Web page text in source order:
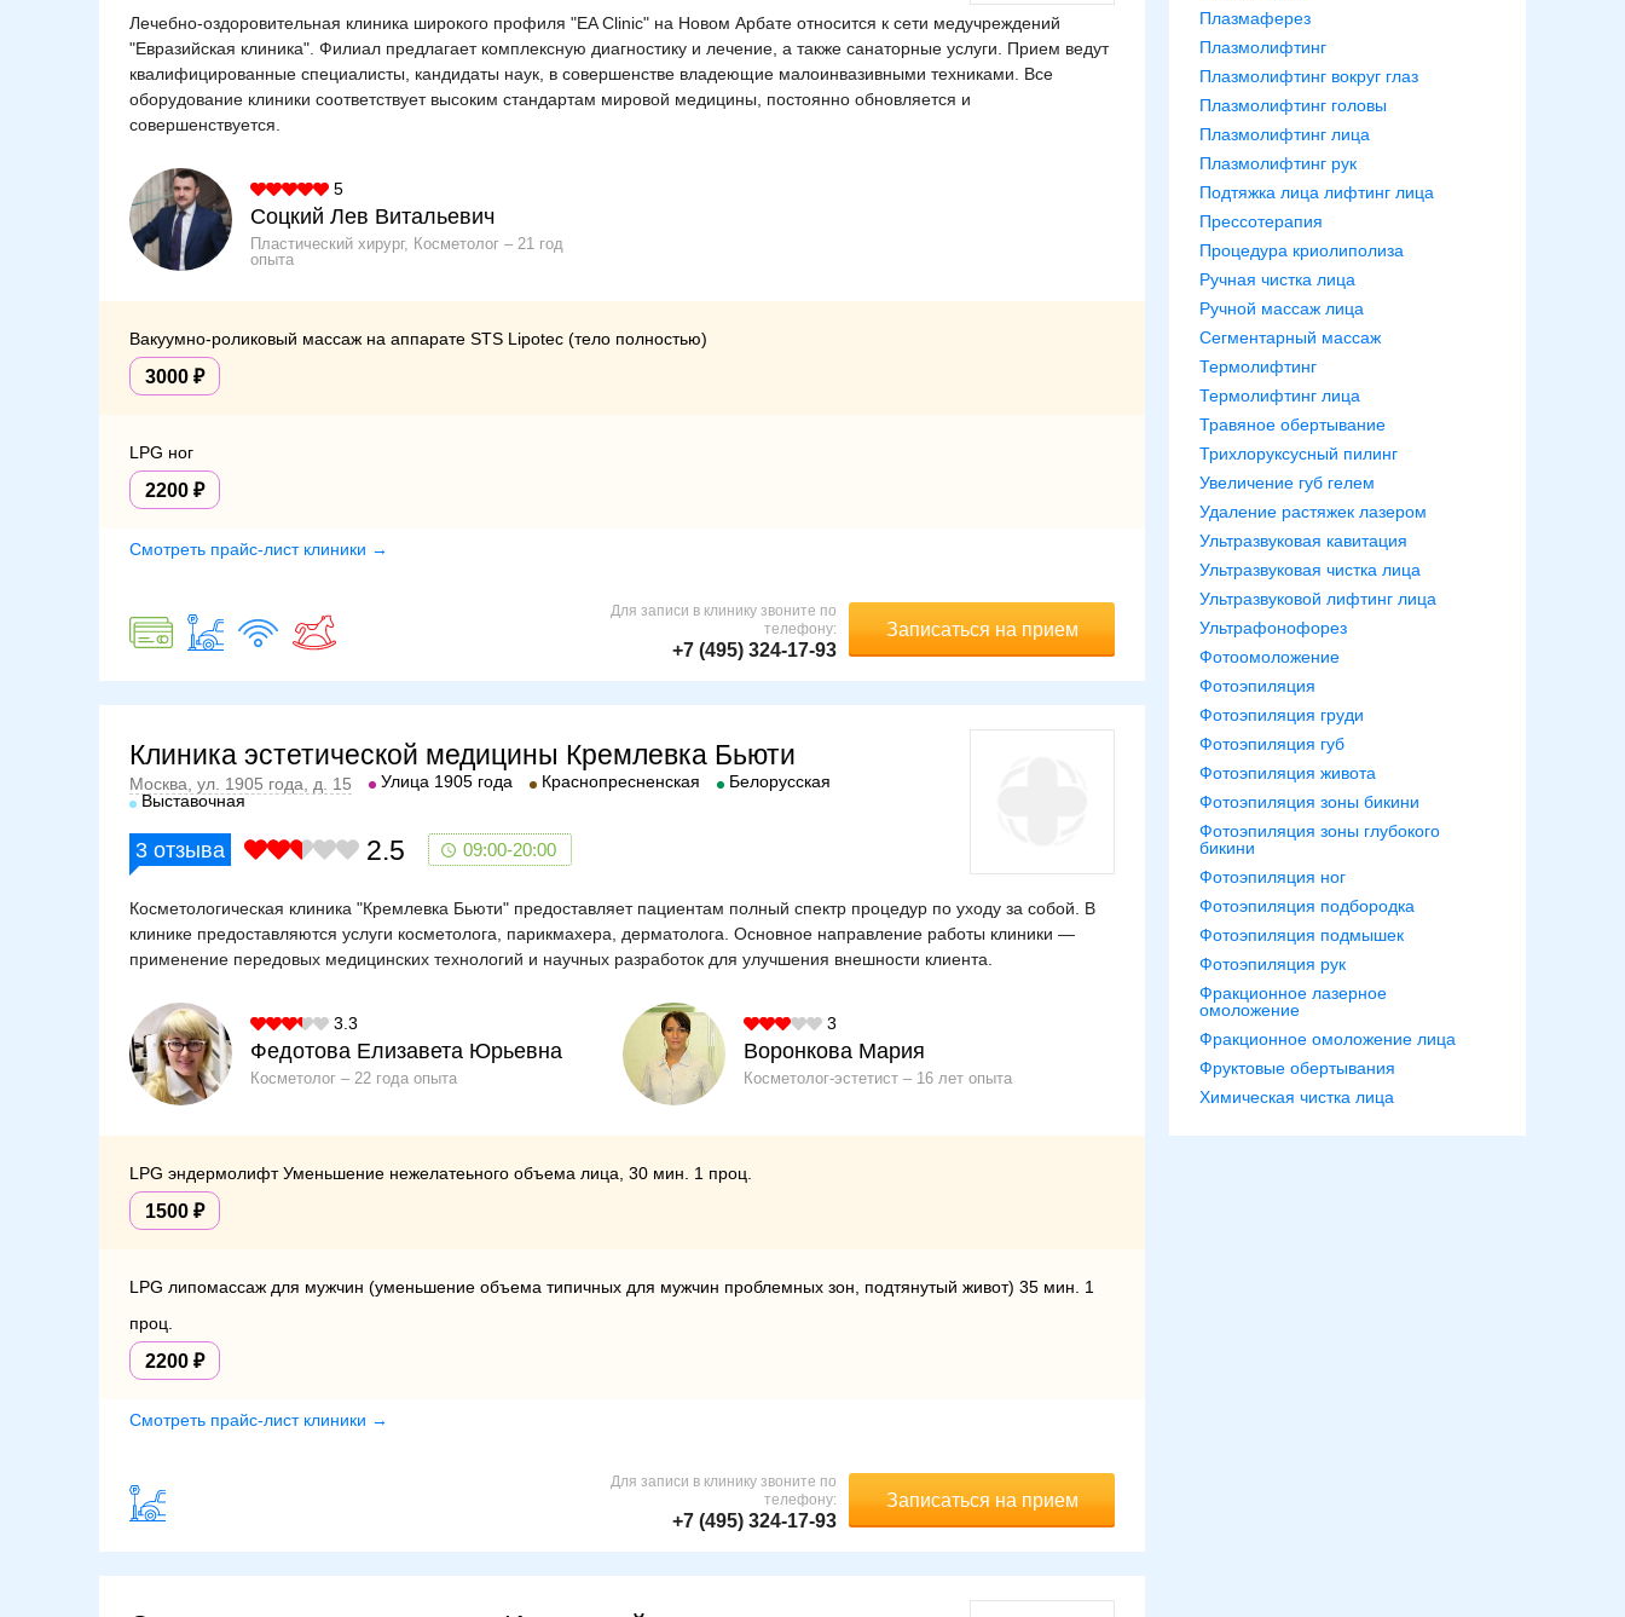
Лечебно-оздоровительная клиника широкого профиля "EA Clinic" на Новом Арбате относится к сети медучреждений
"Евразийская клиника". Филиал предлагает комплексную диагностику и лечение, а также санаторные услуги. Прием ведут
квалифицированные специалисты, кандидаты наук, в совершенстве владеющие малоинвазивными техниками. Все
оборудование клиники соответствует высоким стандартам мировой медицины, постоянно обновляется и
совершенствуется.
5
Соцкий Лев Витальевич
Пластический хирург, Косметолог
21 год
опыта
Вакуумно-роликовый массаж на аппарате STS Lipotec (тело полностью)
3000
LPG ног
2200
Смотреть прайс-лист клиники →
Записаться на прием
Для записи в клинику звоните по
телефону:
+7 (495) 324-17-93
Клиника эстетической медицины Кремлевка Бьюти
Москва, ул. 1905 года, д. 15 Улица 1905 года Краснопресненская
Белорусская
Выставочная
3 отзыва 2.5 09:00-20:00
Косметологическая клиника "Кремлевка Бьюти" предоставляет пациентам полный спектр процедур по уходу за собой. В
клинике предоставляются услуги косметолога, парикмахера, дерматолога. Основное направление работы клиники —
применение передовых медицинских технологий и научных разработок для улучшения внешности клиента.
3.3
Федотова Елизавета Юрьевна
Косметолог 22 года опыта
3
Воронкова Мария
Косметолог-эстетист 16 лет опыта
LPG эндермолифт Уменьшение нежелатеьного объема лица, 30 мин. 1 проц.
1500
LPG липомассаж для мужчин (уменьшение объема типичных для мужчин проблемных зон, подтянутый живот) 35 мин. 1
проц.
2200
Смотреть прайс-лист клиники →
Записаться на прием
Для записи в клинику звоните по
телефону:
+7 (495) 324-17-93
Плазмаферез
Плазмолифтинг
Плазмолифтинг вокруг глаз
Плазмолифтинг головы
Плазмолифтинг лица
Плазмолифтинг рук
Подтяжка лица лифтинг лица
Прессотерапия
Процедура криолиполиза
Ручная чистка лица
Ручной массаж лица
Сегментарный массаж
Термолифтинг
Термолифтинг лица
Травяное обертывание
Трихлоруксусный пилинг
Увеличение губ гелем
Удаление растяжек лазером
Ультразвуковая кавитация
Ультразвуковая чистка лица
Ультразвуковой лифтинг лица
Ультрафонофорез
Фотоомоложение
Фотоэпиляция
Фотоэпиляция груди
Фотоэпиляция губ
Фотоэпиляция живота
Фотоэпиляция зоны бикини
Фотоэпиляция зоны глубокого
бикини
Фотоэпиляция ног
Фотоэпиляция подбородка
Фотоэпиляция подмышек
Фотоэпиляция рук
Фракционное лазерное
омоложение
Фракционное омоложение лица
Фруктовые обертывания
Химическая чистка лица